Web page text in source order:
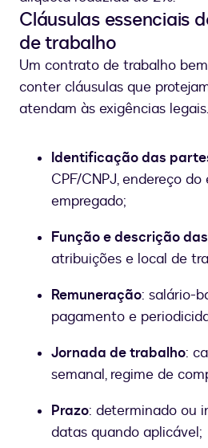
Cláusulas essenciais
de trabalho
Um contrato de trabalho
conter cláusulas que
atendam às exigências legais.
Identificação das
CPF/CNPJ, endereço
empregado;
Função e descrição
atribuições e local de
Remuneração: salário-
pagamento e
Jornada de trabalho:
semanal, regime de
Prazo: determinado ou
datas quando aplicável;